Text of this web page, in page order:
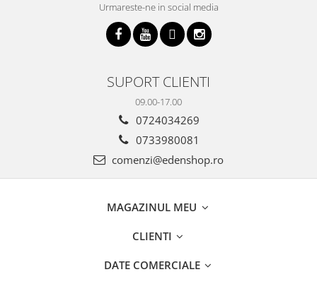
Urmareste-ne in social media
SUPORT CLIENTI
09.00-17.00
0724034269
0733980081
comenzi@edenshop.ro
MAGAZINUL MEU
CLIENTI
DATE COMERCIALE